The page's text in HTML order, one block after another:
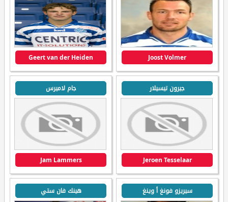
Joost Volmer
Geert van der Heiden
جيرون تيسيلار
Jeroen Tesselaar
جام لاميرس
Jam Lammers
سيريزو فونغ أ وينغ هينك فان ستي